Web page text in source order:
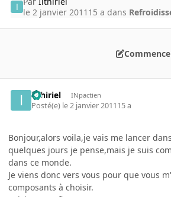
le 2 janvier 2011 15 a dans
Ilthiriel INpactien
Posté(e) le 2 janvier 201115 a
Bonjour,alors voila,je vais me lancer
quelques jours je pense,mais je suis
dans ce monde.
Je viens donc vers vous pour que vous
composants à choisir.